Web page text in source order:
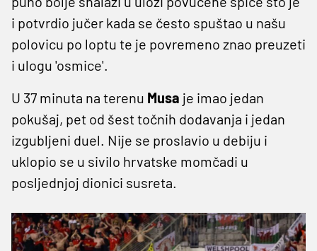
i potvrdio jučer kada se često spuštao u našu
polovicu po loptu te je povremeno znao preuzeti
i ulogu 'osmice'.
U 37 minuta na terenu Musa je imao jedan
pokušaj, pet od šest točnih dodavanja i jedan
izgubljeni duel. Nije se proslavio u debiju i
uklopio se u sivilo hrvatske momčadi u
posljednjoj dionici susreta.